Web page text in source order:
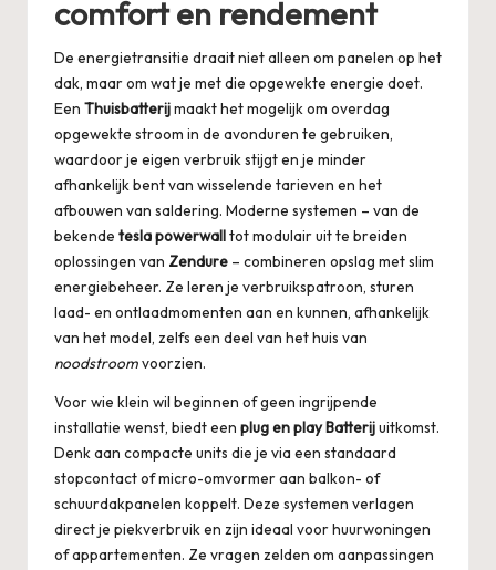
comfort en rendement
De energietransitie draait niet alleen om panelen op het
dak, maar om wat je met die opgewekte energie doet.
Een Thuisbatterijmaakt het mogelijk om overdag
opgewekte stroom in de avonduren te gebruiken,
waardoor je eigen verbruik stijgt en je minder
afhankelijk bent van wisselende tarieven en het
afbouwen van saldering. Moderne systemen – van de
bekende tesla powerwalltot modulair uit te breiden
oplossingen van Zendure – combineren opslag met slim
energiebeheer. Ze leren je verbruikspatroon, sturen
laad- en ontlaadmomenten aan en kunnen, afhankelijk
van het model, zelfs een deel van het huis van
noodstroomvoorzien.
Voor wie klein wil beginnen of geen ingrijpende
installatie wenst, biedt een plug en play Batterijuitkomst.
Denk aan compacte units die je via een standaard
stopcontact of micro-omvormer aan balkon- of
schuurdakpanelen koppelt. Deze systemen verlagen
direct je piekverbruik en zijn ideaal voor huurwoningen
of appartementen. Ze vragen zelden om aanpassingen